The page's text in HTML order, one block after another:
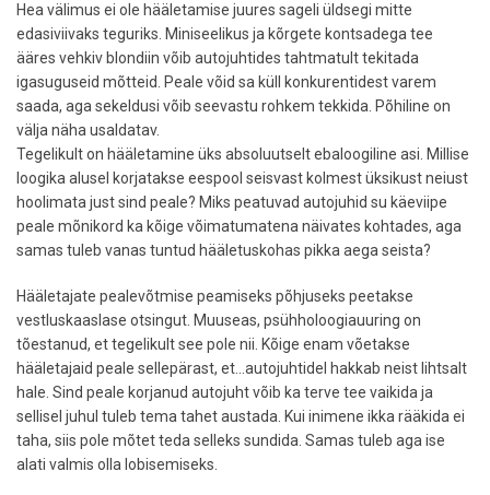
Hea välimus ei ole hääletamise juures sageli üldsegi mitte
edasiviivaks teguriks. Miniseelikus ja kõrgete kontsadega tee
ääres vehkiv blondiin võib autojuhtides tahtmatult tekitada
igasuguseid mõtteid. Peale võid sa küll konkurentidest varem
saada, aga sekeldusi võib seevastu rohkem tekkida. Põhiline on
välja näha usaldatav.
Tegelikult on hääletamine üks absoluutselt ebaloogiline asi. Millise
loogika alusel korjatakse eespool seisvast kolmest üksikust neiust
hoolimata just sind peale? Miks peatuvad autojuhid su käeviipe
peale mõnikord ka kõige võimatumatena näivates kohtades, aga
samas tuleb vanas tuntud hääletuskohas pikka aega seista?
Hääletajate pealevõtmise peamiseks põhjuseks peetakse
vestluskaaslase otsingut. Muuseas, psühholoogiauuring on
tõestanud, et tegelikult see pole nii. Kõige enam võetakse
hääletajaid peale sellepärast, et...autojuhtidel hakkab neist lihtsalt
hale. Sind peale korjanud autojuht võib ka terve tee vaikida ja
sellisel juhul tuleb tema tahet austada. Kui inimene ikka rääkida ei
taha, siis pole mõtet teda selleks sundida. Samas tuleb aga ise
alati valmis olla lobisemiseks.